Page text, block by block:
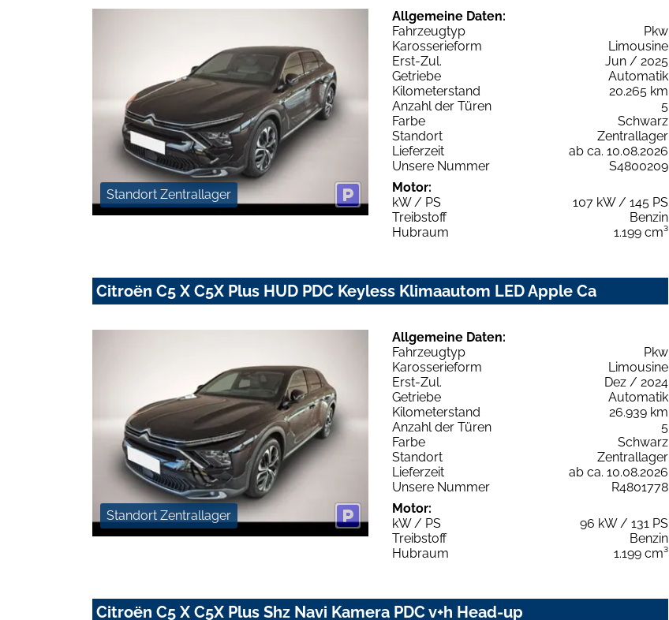
Standort Zentrallager
Allgemeine Daten:
Fahrzeugtyp
Pkw
Karosserieform
Limousine
Erst-Zul.
Jun / 2025
Getriebe
Automatik
Kilometerstand
20.265 km
Anzahl der Türen
5
Farbe
Schwarz
Standort
Zentrallager
Lieferzeit
ab ca. 10.08.2026
Unsere Nummer
S4800209
Motor:
kW / PS
107 kW / 145 PS
Treibstoff
Benzin
Hubraum
1.199 cm³
Citroën C5 X C5X Plus HUD PDC Keyless Klimaautom LED Apple Ca
Standort Zentrallager
Allgemeine Daten:
Fahrzeugtyp
Pkw
Karosserieform
Limousine
Erst-Zul.
Dez / 2024
Getriebe
Automatik
Kilometerstand
26.939 km
Anzahl der Türen
5
Farbe
Schwarz
Standort
Zentrallager
Lieferzeit
ab ca. 10.08.2026
Unsere Nummer
R4801778
Motor:
kW / PS
96 kW / 131 PS
Treibstoff
Benzin
Hubraum
1.199 cm³
Citroën C5 X C5X Plus Shz Navi Kamera PDC v+h Head-up